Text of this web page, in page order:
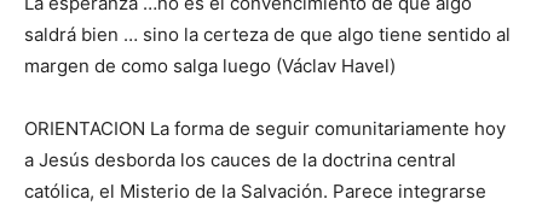
saldrá bien … sino la certeza de que algo tiene sentido al
margen de como salga luego (Václav Havel)
ORIENTACION La forma de seguir comunitariamente hoy
a Jesús desborda los cauces de la doctrina central
católica, el Misterio de la Salvación. Parece integrarse